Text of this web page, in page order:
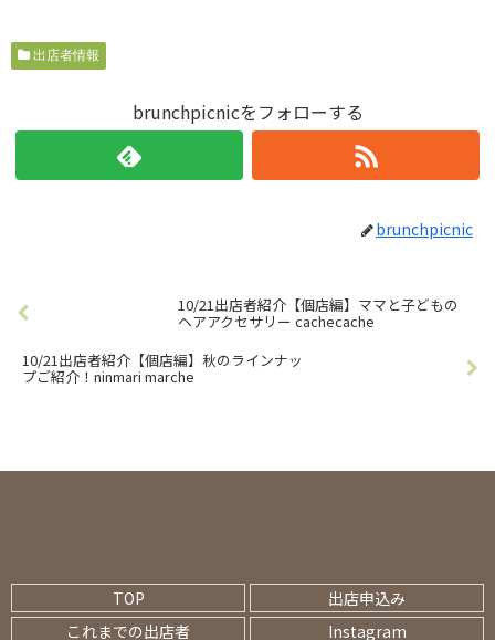
出店者情報
brunchpicnicをフォローする
brunchpicnic
10/21出店者紹介【個店編】ママと子どもの
ヘアアクセサリー cachecache
10/21出店者紹介【個店編】秋のラインナッ
プご紹介！ninmari marche
TOP
出店申込み
これまでの出店者
Instagram